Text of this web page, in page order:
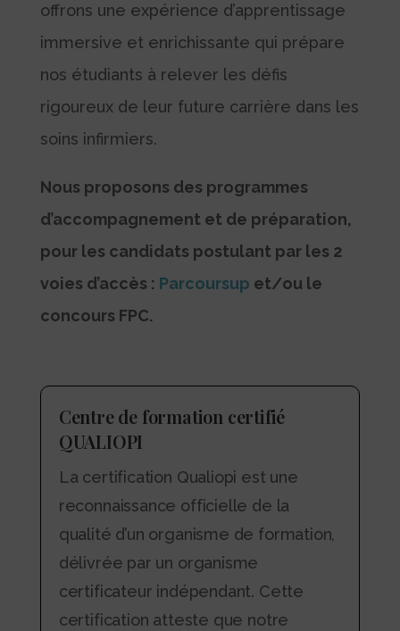
offrons une expérience d’apprentissage
immersive et enrichissante qui prépare
nos étudiants à relever les défis
rigoureux de leur future carrière dans les
soins infirmiers.
Nous proposons des programmes
d’accompagnement et de préparation,
pour les candidats postulant par les 2
voies d’accès : Parcoursup et/ou le
concours FPC.
Centre de formation certifié
QUALIOPI
La certification Qualiopi est une
reconnaissance officielle de la
qualité d’un organisme de formation,
délivrée par un organisme
certificateur indépendant. Cette
certification atteste que notre